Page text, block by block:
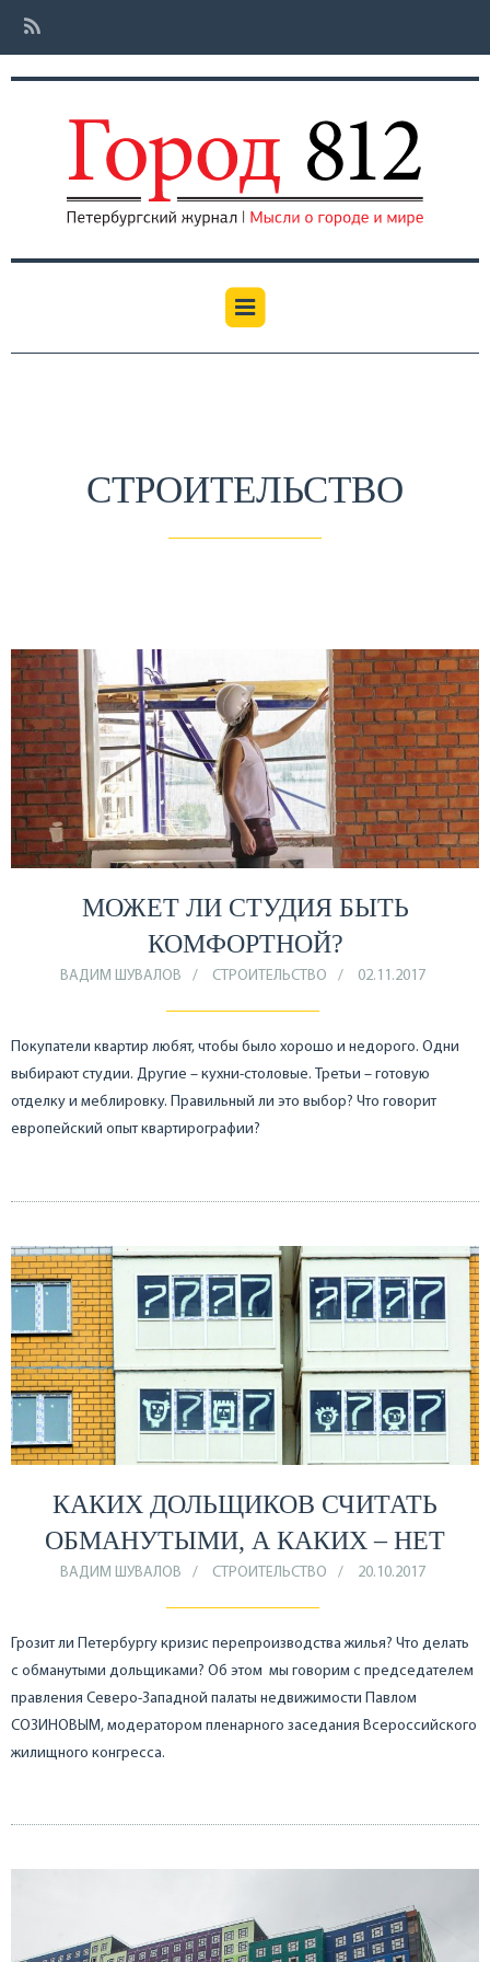
СТРОИТЕЛЬСТВО
МОЖЕТ ЛИ СТУДИЯ БЫТЬ
КОМФОРТНОЙ?
ВАДИМ ШУВАЛОВ СТРОИТЕЛЬСТВО 02.11.2017
Покупатели квартир любят, чтобы было хорошо и недорого. Одни
выбирают студии. Другие – кухни-столовые. Третьи – готовую
отделку и меблировку. Правильный ли это выбор? Что говорит
европейский опыт квартирографии?
КАКИХ ДОЛЬЩИКОВ СЧИТАТЬ
ОБМАНУТЫМИ, А КАКИХ – НЕТ
ВАДИМ ШУВАЛОВ СТРОИТЕЛЬСТВО 20.10.2017
Грозит ли Петербургу кризис перепроизводства жилья? Что делать
с обманутыми дольщиками? Об этом мы говорим с председателем
правления Северо-Западной палаты недвижимости Павлом
СОЗИНОВЫМ, модератором пленарного заседания Всероссийского
жилищного конгресса.